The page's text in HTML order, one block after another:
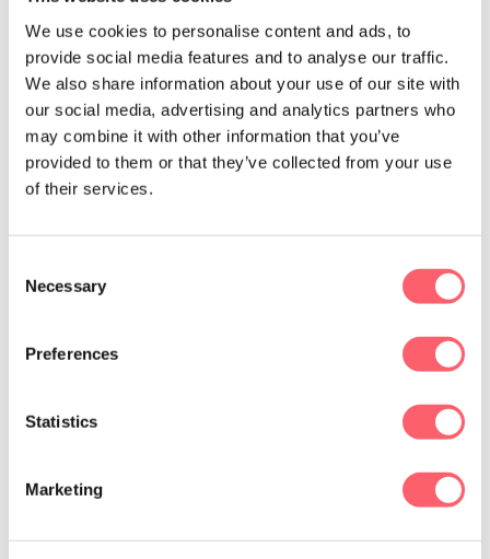
We use cookies to personalise content and ads, to
provide social media features and to analyse our traffic.
We also share information about your use of our site with
our social media, advertising and analytics partners who
may combine it with other information that you’ve
provided to them or that they’ve collected from your use
of their services.
Selection
Necessary
Preferences
Statistics
Marketing
gebruik maken van andere metrics die een
indirect inzicht geven in hoe goed
jeemployer brandhet doet.
Mythe 3: employer branding is (te) duur
Het hebben van eengroot budget is mooi
meegenomen, maar dit is
bovendien niet echt noodzakelijk! Het enige
. Zorg
ervoor dat zij goed op de hoogte zijn van je
nodigeawareness
en aanmoediging kan je
brand
vorig deeltje al zeiden: zorg dat er goed
zo ben je echt op de hoogte van wat